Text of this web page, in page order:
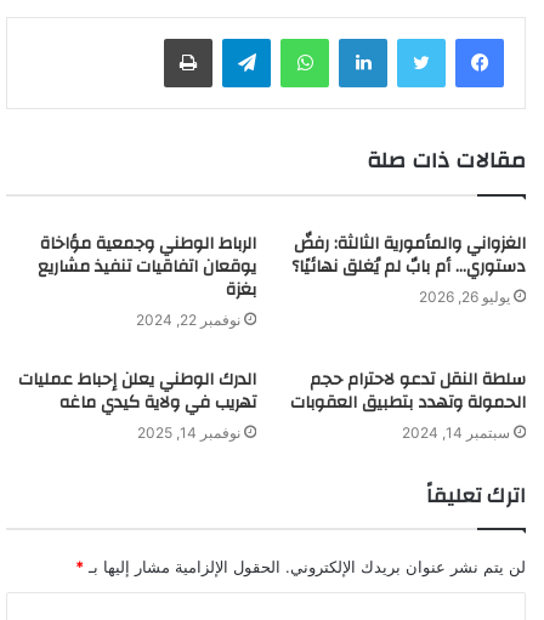
لينكدإن واتساب
مقالات ذات صلة
الغزواني والمأمورية الثالثة: رفضٌ
دستوري… أم بابٌ لم يُغلق نهائيًا؟
يوليو 26, 2026
الرباط الوطني وجمعية مؤاخاة
يوقعان اتفاقيات تنفيذ مشاريع
بغزة
نوفمبر 22, 2024
سلطة النقل تدعو لاحترام حجم
الحمولة وتهدد بتطبيق العقوبات
سبتمبر 14, 2024
الدرك الوطني يعلن إحباط عمليات
تهريب في ولاية كيدي ماغه
نوفمبر 14, 2025
اترك تعليقاً
لن يتم نشر عنوان بريدك الإلكتروني. الحقول الإلزامية مشار إليها بـ *